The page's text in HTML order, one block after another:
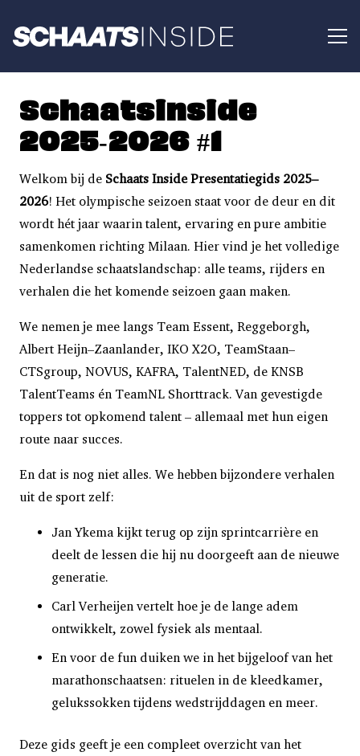
Schaatsinside
2025-2026 #1
Welkom bij de Schaats Inside Presentatiegids 2025–
2026! Het olympische seizoen staat voor de deur en dit
wordt hét jaar waarin talent, ervaring en pure ambitie
samenkomen richting Milaan. Hier vind je het volledige
Nederlandse schaatslandschap: alle teams, rijders en
verhalen die het komende seizoen gaan maken.
We nemen je mee langs Team Essent, Reggeborgh,
Albert Heijn–Zaanlander, IKO X2O, TeamStaan–
CTSgroup, NOVUS, KAFRA, TalentNED, de KNSB
TalentTeams én TeamNL Shorttrack. Van gevestigde
toppers tot opkomend talent – allemaal met hun eigen
route naar succes.
En dat is nog niet alles. We hebben bijzondere verhalen
uit de sport zelf:
Jan Ykema kijkt terug op zijn sprintcarrière en
deelt de lessen die hij nu doorgeeft aan de nieuwe
generatie.
Carl Verheijen vertelt hoe je de lange adem
ontwikkelt, zowel fysiek als mentaal.
En voor de fun duiken we in het bijgeloof van het
marathonschaatsen: rituelen in de kleedkamer,
gelukssokken tijdens wedstrijddagen en meer.
Deze gids geeft je een compleet overzicht van het